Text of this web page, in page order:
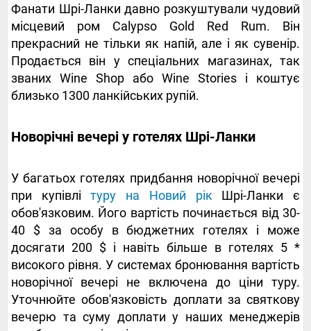
Фанати Шрі-Ланки давно розкуштували чудовий
місцевий ром Calypso Gold Red Rum. Він
прекрасний не тільки як напій, але і як сувенір.
Продається він у спеціальних магазинах, так
званих Wine Shop або Wine Stories і коштує
близько 1300 ланкійських рупій.
Новорічні вечері у готелях Шрі-Ланки
У багатьох готелях придбання новорічної вечері
при купівлітуру на Новий рік Шрі-Ланки є
обов'язковим. Його вартість починається від 30-
40 $ за особу в бюджетних готелях і може
досягати 200 $ і навіть більше в готелях 5 *
високого рівня. У системах бронювання вартість
новорічної вечері не включена до ціни туру.
Уточнюйте обов'язковість доплати за святкову
вечерю та суму доплати у наших менеджерів